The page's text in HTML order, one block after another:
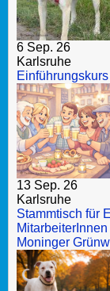
6 Sep. 26
Karlsruhe
13 Sep. 26
Karlsruhe
Stammtisch für
Moninger